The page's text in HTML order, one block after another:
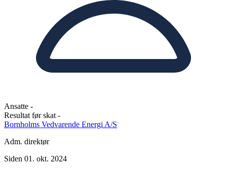
Ansatte -
Resultat før skat -
Bornholms Vedvarende Energi A/S
Adm. direktør
Siden 01. okt. 2024